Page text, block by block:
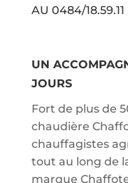
AU 0484/18.59.11
UN
JOURS
Fort de plus de
chaudière
chauffagistes
tout au long de
marque